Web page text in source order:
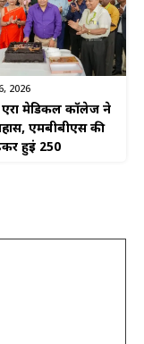
2026
एरा मेडिकल कॉलेज ने
एमबीबीएस की
हुईं 250